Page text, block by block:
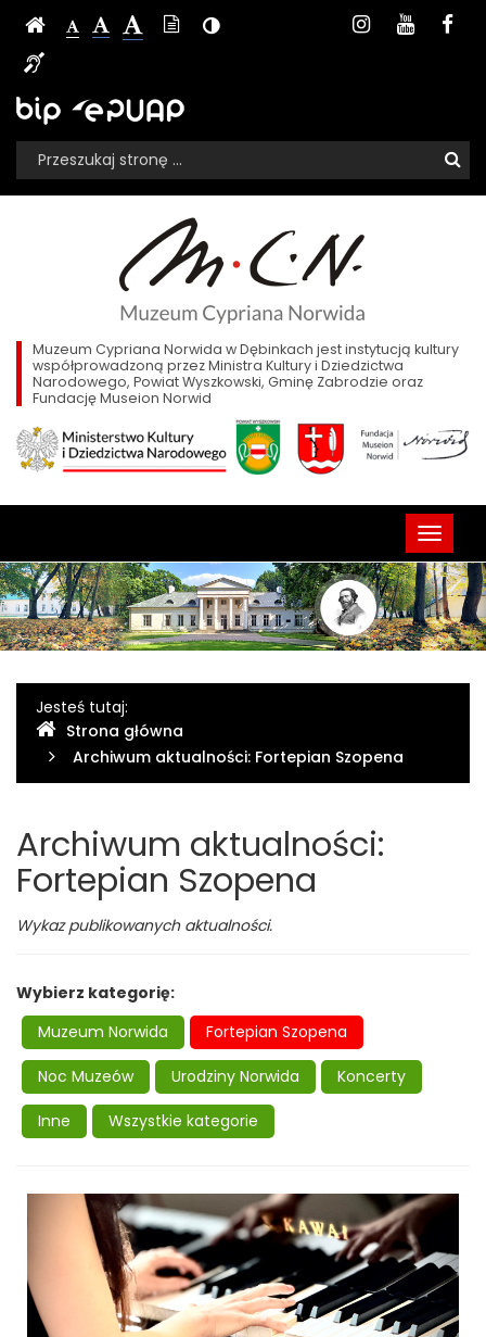
Archiwum
aktualności:
Fortepian
Szopena
-
Muzeum
Cypriana
Norwida
w
Dębinkach
Ustawienia
strony
Strona
Czcionka,
jej
stronie:
Czcionka
WersjaKontrast
Informacja
niesłyszących
MediaInstagram
Sklep,
BIP,
e-
Biuletyn
Informacji
Publicznej
EPUAP
Wyszukiwarka
Formularz
wyszukiwania
Wyszukiwana
fraza:
Muzeum Cypriana Norwida w Dębinkach jest instytucją kultury
współprowadzoną przez Ministra Kultury i Dziedzictwa
Narodowego, Powiat Wyszkowski, Gminę Zabrodzie oraz
Fundację Museion Norwid
główne
Gdzie
jesteśmy
Jesteś tutaj:
Strona główna
Archiwum aktualności: Fortepian Szopena
Archiwum aktualności:
Fortepian Szopena
Wykaz publikowanych aktualności.
Wybierz kategorię:
Muzeum Norwida
Fortepian Szopena
Noc Muzeów Urodziny Norwida Koncerty
Inne Wszystkie kategorie